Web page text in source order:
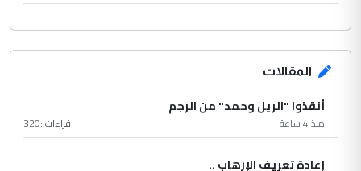
المقالات
أنقذوا "الريل وحمد" من الرجم
منذ 4 ساعة قراءات :320
إعادة تعريف الإرهاب ..